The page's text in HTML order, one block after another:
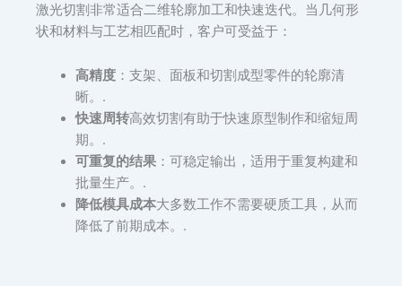
激光切割非常适合二维轮廓加工和快速迭代。当几何形
状和材料与工艺相匹配时，客户可受益于：
高精度：支架、面板和切割成型零件的轮廓清
晰。.
快速周转高效切割有助于快速原型制作和缩短周
期。.
可重复的结果：可稳定输出，适用于重复构建和
批量生产。.
降低模具成本大多数工作不需要硬质工具，从而
降低了前期成本。.